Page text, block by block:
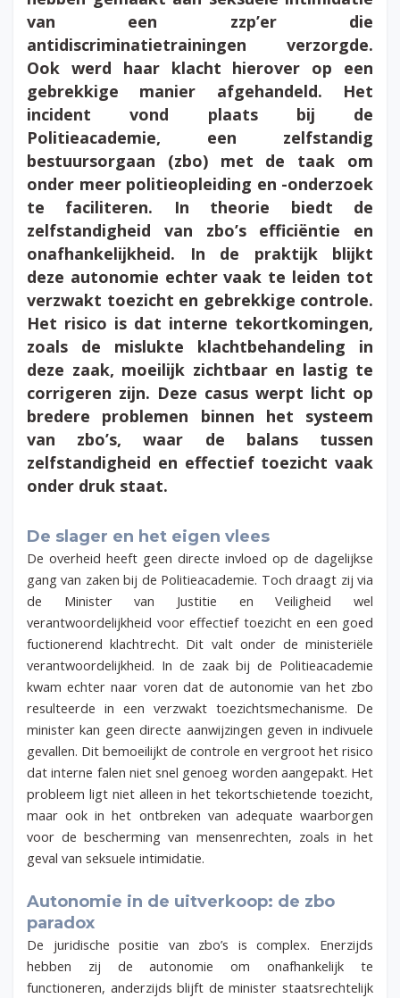
van een zzp’er die
antidiscriminatietrainingen verzorgde.
Ook werd haar klacht hierover op een
gebrekkige manier afgehandeld. Het
incident vond plaats bij de
Politieacademie, een zelfstandig
bestuursorgaan (zbo) met de taak om
onder meer politieopleiding en -onderzoek
te faciliteren. In theorie biedt de
zelfstandigheid van zbo’s efficiëntie en
onafhankelijkheid. In de praktijk blijkt
deze autonomie echter vaak te leiden tot
verzwakt toezicht en gebrekkige controle.
Het risico is dat interne tekortkomingen,
zoals de mislukte klachtbehandeling in
deze zaak, moeilijk zichtbaar en lastig te
corrigeren zijn. Deze casus werpt licht op
bredere problemen binnen het systeem
van zbo’s, waar de balans tussen
zelfstandigheid en effectief toezicht vaak
onder druk staat.
De slager en het eigen vlees
De overheid heeft geen directe invloed op de dagelijkse
gang van zaken bij de Politieacademie. Toch draagt zij via
de Minister van Justitie en Veiligheid wel
verantwoordelijkheid voor effectief toezicht en een goed
fuctionerend klachtrecht. Dit valt onder de ministeriële
verantwoordelijkheid. In de zaak bij de Politieacademie
kwam echter naar voren dat de autonomie van het zbo
resulteerde in een verzwakt toezichtsmechanisme. De
minister kan geen directe aanwijzingen geven in indivuele
gevallen. Dit bemoeilijkt de controle en vergroot het risico
dat interne falen niet snel genoeg worden aangepakt. Het
probleem ligt niet alleen in het tekortschietende toezicht,
maar ook in het ontbreken van adequate waarborgen
voor de bescherming van mensenrechten, zoals in het
geval van seksuele intimidatie.
Autonomie in de uitverkoop: de zbo
paradox
De juridische positie van zbo’s is complex. Enerzijds
hebben zij de autonomie om onafhankelijk te
functioneren, anderzijds blijft de minister staatsrechtelijk